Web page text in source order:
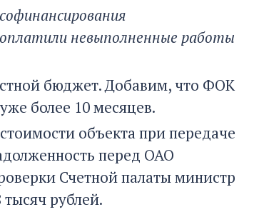
невыполненные работы
бюджет. Добавим, что ФОК
более 10 месяцев.
объекта при передаче
перед ОАО
Счетной палаты министр
рублей.